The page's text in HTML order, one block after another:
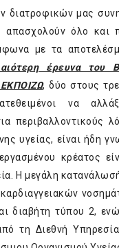
διατροφικών μας
απασχολούν όλο και
με τα
έρευνα του
, δύο στους
να
περιβαλλοντικούς
υγείας, είναι ήδη
κρέατος
Η μεγάλη
διαβήτη τύπου 2, ενώ
τη Διεθνή